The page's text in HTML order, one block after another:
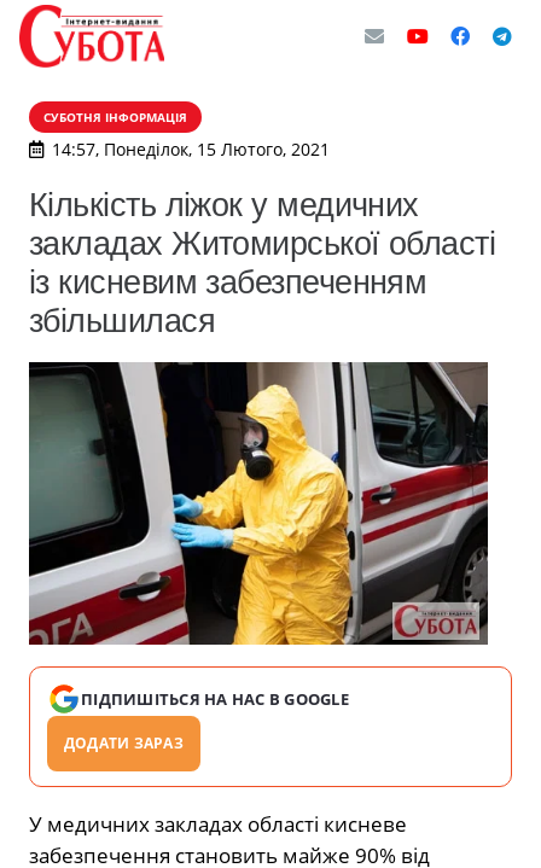
СУБОТНЯ ІНФОРМАЦІЯ
14:57, Понеділок, 15 Лютого, 2021
Кількість ліжок у медичних
закладах Житомирської області
із кисневим забезпеченням
збільшилася
ПІДПИШІТЬСЯ НА НАС В GOOGLE
ДОДАТИ ЗАРАЗ
У медичних закладах області кисневе
забезпечення становить майже 90% від